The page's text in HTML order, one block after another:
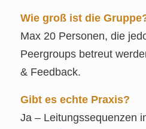
Wie groß ist die
Max 20 Personen, die
Peergroups betreut
& Feedback.
Gibt es echte Praxis?
Ja – Leitungssequenzen